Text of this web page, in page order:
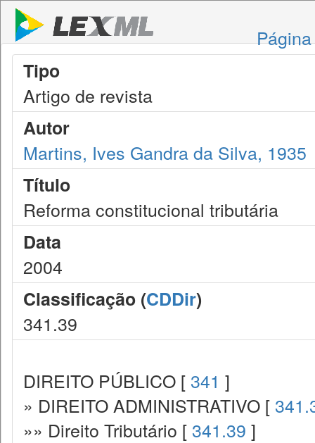
Tipo
Artigo de revista
Autor
Martins, Ives Gandra da Silva, 1935
Título
Reforma constitucional tributária
Data
2004
Classificação (CDDir)
341.39
DIREITO PÚBLICO [ 341 ]
» DIREITO ADMINISTRATIVO [
»» Direito Tributário [ 341.39 ]